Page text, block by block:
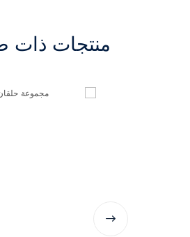
منتجات ذات